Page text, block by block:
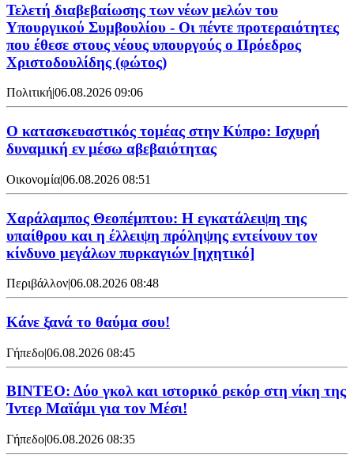
Τελετή διαβεβαίωσης των νέων μελών του
Υπουργικού Συμβουλίου - Οι πέντε προτεραιότητες
που έθεσε στους νέους υπουργούς ο Πρόεδρος
Χριστοδουλίδης (φώτος)
Πολιτική|06.08.2026 09:06
Ο κατασκευαστικός τομέας στην Κύπρο: Ισχυρή
δυναμική εν μέσω αβεβαιότητας
Οικονομία|06.08.2026 08:51
Χαράλαμπος Θεοπέμπτου: Η εγκατάλειψη της
υπαίθρου και η έλλειψη πρόληψης εντείνουν τον
κίνδυνο μεγάλων πυρκαγιών [ηχητικό]
Περιβάλλον|06.08.2026 08:48
Κάνε ξανά το θαύμα σου!
Γήπεδο|06.08.2026 08:45
ΒΙΝΤΕΟ: Δύο γκολ και ιστορικό ρεκόρ στη νίκη της
Ίντερ Μαϊάμι για τον Μέσι!
Γήπεδο|06.08.2026 08:35